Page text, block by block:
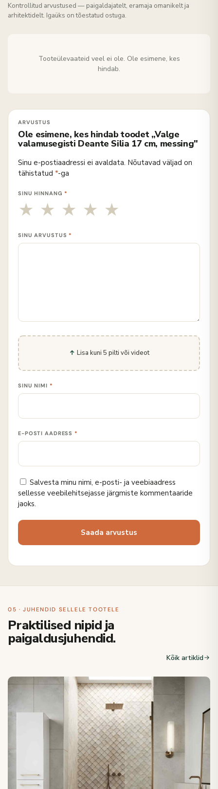
Kontrollitud arvustused — paigaldajatelt, eramaja omanikelt ja
arhitektidelt. Igaüks on tõestatud ostuga.
Tooteülevaateid veel ei ole. Ole esimene, kes
hindab.
Ole esimene, kes hindab toodet „Valge
valamusegisti Deante Silia 17 cm, messing"
Sinu e-postiaadressi ei avaldata. Nõutavad väljad on
tähistatud *-ga
SINU HINNANG *
SINU ARVUSTUS *
Lisa kuni 5 pilti või videot
SINU NIMI *
E-POSTI AADRESS *
Salvesta minu nimi, e-posti- ja veebiaadress
sellesse veebilehitsejasse järgmiste kommentaaride
jaoks.
05 · JUHENDID SELLELE TOOTELE
Praktilised nipid ja
paigaldusjuhendid.
Kõik artiklid